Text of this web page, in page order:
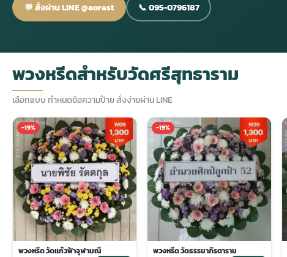
ดอกไม้หน้าหีบ
ดอกไม้หน้างานศพ
ดอกไม้หน้าโลง
จัดดอกไม้หน้ารูป
จัดดอกไม้หน้าโลง
ดอกไม้ศพ
ดอกไม้งานศพ ส่งด่วน
ร้านพวงหรีด
ดอกไม้พวงหรีด
พวงหรีดปทุม
พวงหรีดพระราม 2
พวงหรีด ปากคลองตลาด
พวงหรีดราคาถูก
พวงหรีดดอกไม้สด
ไม้หน้าเมรุ
กไม้หน้าเมรุ
น้าเมรุ ราคา
มรุ กรุงเทพ
หน้าเมรุ
มรุ ราคาถูก
ม้หน้าเมรุ
ไม้งานแต่ง กรุงเทพ
อกไม้งานแต่ง
ดอกไม้งานแต่ง
ไม้งานแต่ง แบบสวยๆ
พวงหรีดพัดลม กรุงเทพ
พวงหรีดพัดลม ส่งด่วน
สั่งพวงหรีดพัดลม
ร้านพวงหรีดพัดลม
พวงหรีดพัดลม ปากคลองตลาด
พวงหรีดพัดลม แบบสวยๆ
รับจัดงานศพ กรุงเทพ
แพ็คเกจจัดงานศพ
ค่าใช้จ่ายจัดงานศพ
จัดงานศพ วัด
ขั้นตอนจัดงานศพ
จัดงานศพ ราคาถูก
💬 สั่งผ่าน LINE @aorest 📞 095-0796187
พวงหรีดสำหรับวัดศรีสุทธาราม
เลือกแบบ กำหนดข้อความป้าย สั่งง่ายผ่าน LINE
-19%
พวงหรีด วัดแก้วฟ้าจุฬามณี
-19%
พวงหรีด วัดธรรมาภิรตาราม